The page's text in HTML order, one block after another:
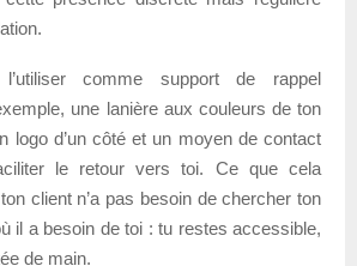
comme support de rappel
une lanière aux couleurs de ton
logo d’un côté et un moyen de contact
le retour vers toi. Ce que cela
client n’a pas besoin de chercher ton
il a besoin de toi : tu restes accessible,
de main.